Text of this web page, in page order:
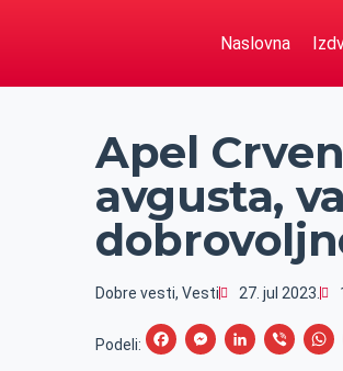
Naslovna
Apel
avgusta,
Dobre vesti,Vesti 27. jul 2023.
Podeli:
F
M
L
V